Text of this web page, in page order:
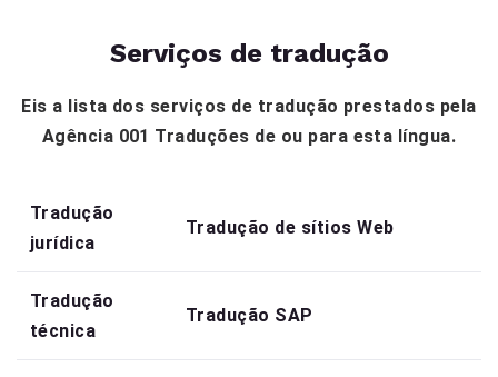
Serviços de tradução
Eis a lista dos serviços de tradução prestados pela
Agência 001 Traduções de ou para esta língua.
Tradução
jurídica
Tradução de sítios Web
Tradução
técnica
Tradução SAP